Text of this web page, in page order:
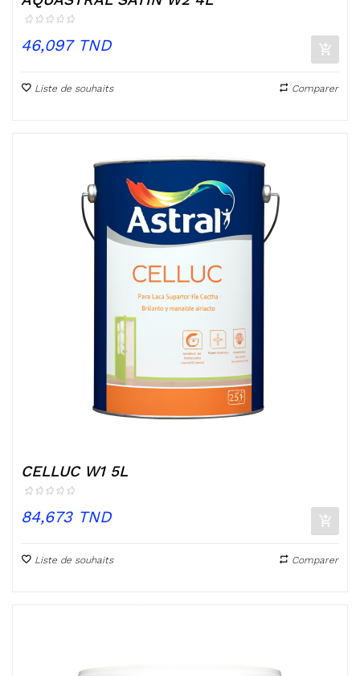
Prix
46,097 TND
Liste de souhaits Comparer
CELLUC W1 5L
Prix
84,673 TND
Liste de souhaits Comparer